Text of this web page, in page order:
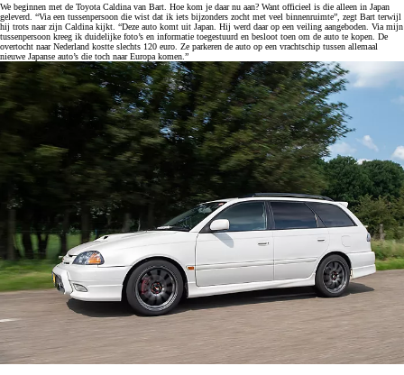
We beginnen met de Toyota Caldina van Bart. Hoe kom je daar nu aan? Want officieel is die alleen in Japan
geleverd. “Via een tussenpersoon die wist dat ik iets bijzonders zocht met veel binnenruimte”, zegt Bart terwijl
hij trots naar zijn Caldina kijkt. “Deze auto komt uit Japan. Hij werd daar op een veiling aangeboden. Via mijn
tussenpersoon kreeg ik duidelijke foto’s en informatie toegestuurd en besloot toen om de auto te kopen. De
overtocht naar Nederland kostte slechts 120 euro. Ze parkeren de auto op een vrachtschip tussen allemaal
nieuwe Japanse auto’s die toch naar Europa komen.”